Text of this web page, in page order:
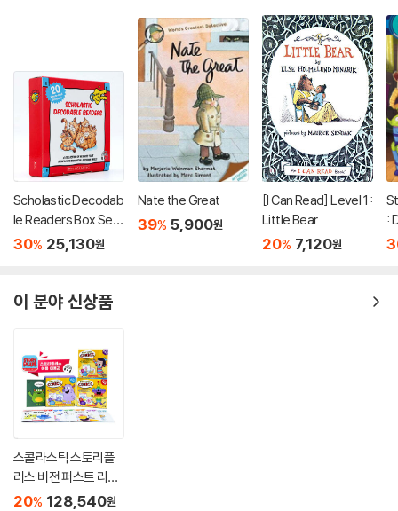
Scholastic Decodab
le Readers Box Set
Level A (StoryPlus
30% 25,130원
Nate the Great
39% 5,900원
[I Can Read] Level 1 :
Little Bear
20% 7,120원
:
이 분야 신상품
스콜라스틱 스토리플
러스 버전 퍼스트 리틀
코믹스 A~F 3종 세트
20% 128,540원